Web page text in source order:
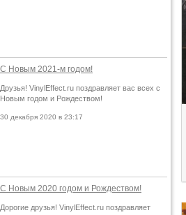
С Новым 2021-м годом!
Друзья! VinylEffect.ru поздравляет вас всех с
Новым годом и Рождеством!
30 декабря 2020 в 23:17
С Новым 2020 годом и Рождеством!
Дорогие друзья! VinylEffect.ru поздравляет